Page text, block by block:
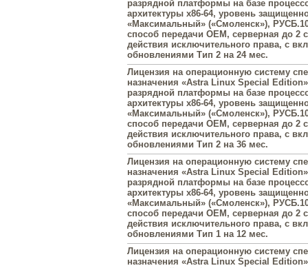
разрядной платформы на базе
архитектуры х86-64, уровень
«Максимальный» («Смоленск»),
способ передачи OEM, серверная до 2
действия исключительного права, с
обновлениями Тип 2 на 24 мес.
Лицензия на операционную систему
назначения «Astra Linux Special
разрядной платформы на базе
архитектуры х86-64, уровень
«Максимальный» («Смоленск»),
способ передачи OEM, серверная до 2
действия исключительного права, с
обновлениями Тип 2 на 36 мес.
Лицензия на операционную систему
назначения «Astra Linux Special
разрядной платформы на базе
архитектуры х86-64, уровень
«Максимальный» («Смоленск»),
способ передачи OEM, серверная до 2
действия исключительного права, с
обновлениями Тип 1 на 12 мес.
Лицензия на операционную систему
назначения «Astra Linux Special